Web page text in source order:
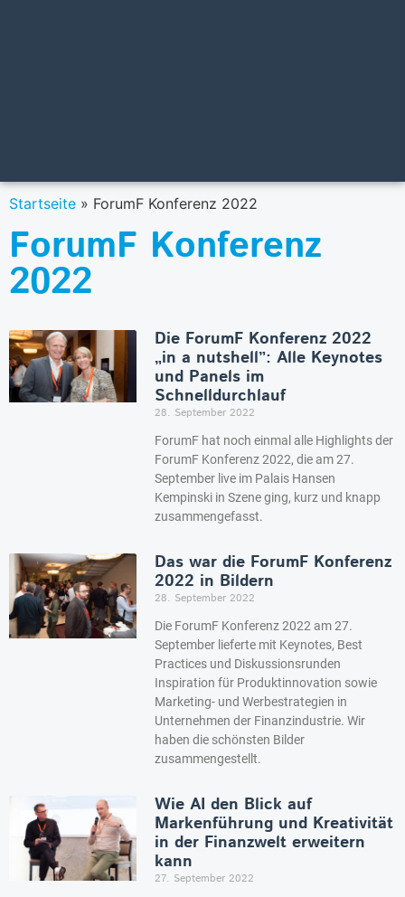
Startseite » ForumF Konferenz 2022
ForumF Konferenz
2022
Die ForumF Konferenz 2022
„in a nutshell”: Alle Keynotes
und Panels im
Schnelldurchlauf
28. September 2022
ForumF hat noch einmal alle Highlights der
ForumF Konferenz 2022, die am 27.
September live im Palais Hansen
Kempinski in Szene ging, kurz und knapp
zusammengefasst.
Das war die ForumF Konferenz
2022 in Bildern
28. September 2022
Die ForumF Konferenz 2022 am 27.
September lieferte mit Keynotes, Best
Practices und Diskussionsrunden
Inspiration für Produktinnovation sowie
Marketing- und Werbestrategien in
Unternehmen der Finanzindustrie. Wir
haben die schönsten Bilder
zusammengestellt.
Wie AI den Blick auf
Markenführung und Kreativität
in der Finanzwelt erweitern
kann
27. September 2022